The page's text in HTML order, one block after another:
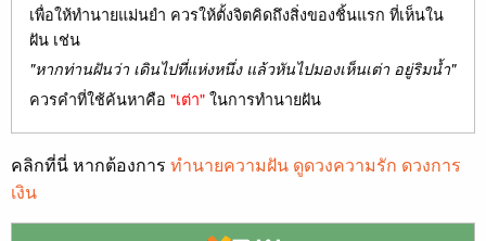
เพื่อให้ทำนายแม่นยำ ควรให้ตั้งจิตคิดถึงสิ่งของชิ้นแรก ที่เห็นใน
ฝัน เช่น
"หากท่านฝันว่า เดินไปที่แห่งหนึ่ง แล้วหันไปมองเห็นเต่า อยู่ริมน้ำ"
ควรคำที่ใช้ค้นหาคือ "เต่า"ในการทำนายฝัน
คลิกที่นี่ หากต้องการ ทำนายความฝัน ดูดวงความรัก ดวงการ
เงิน